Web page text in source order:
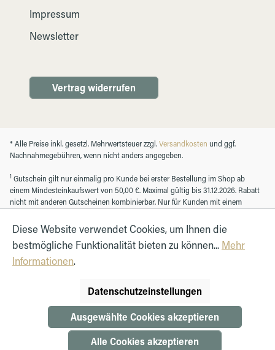
Impressum
Newsletter
Vertrag widerrufen
* Alle Preise inkl. gesetzl. Mehrwertsteuer zzgl.Versandkosten und ggf.
Nachnahmegebühren, wenn nicht anders angegeben.
1 Gutschein gilt nur einmalig pro Kunde bei erster Bestellung im Shop ab
einem Mindesteinkaufswert von 50,00 €. Maximal gültig bis 31.12.2026. Rabatt
nicht mit anderen Gutscheinen kombinierbar. Nur für Kunden mit einem
Diese Website verwendet Cookies, um Ihnen die
bestmögliche Funktionalität bieten zu können... Mehr
Informationen.
Datenschutzeinstellungen
Ausgewählte Cookies akzeptieren
Alle Cookies akzeptieren